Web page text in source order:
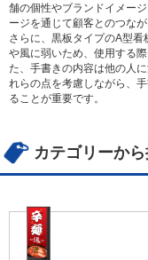
舗の個性やブランドイメー
ージを通じて顧客とのつな
さらに、黒板タイプのA型
や風に弱いため、使用する
た、手書きの内容は他の人
れらの点を考慮しながら、
ることが重要です。
カテゴリーか